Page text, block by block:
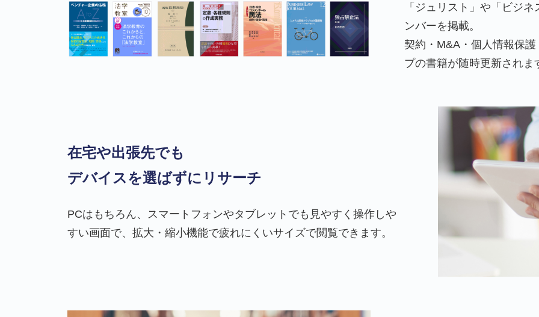
「ジュリスト」や「ビジ
ンバーを掲載。
契約・M&A・個人情報保
プの書籍が随時更新されま
在宅や出張先でも
デバイスを選ばずにリサーチ
PCはもちろん、スマートフォンやタブレットでも見やすく操作しや
すい画面で、拡大・縮小機能で疲れにくいサイズで閲覧できます。